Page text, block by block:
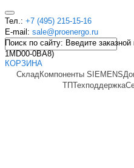
Тел.: +7 (495) 215-15-16
E-mail: sale@proenergo.ru
Поиск по сайту: Введите
1MD00-0BA8)
КОРЗИНА
СкладКомпоненты SIEMENS
ТПТехподдержка